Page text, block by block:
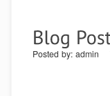
Posted by: